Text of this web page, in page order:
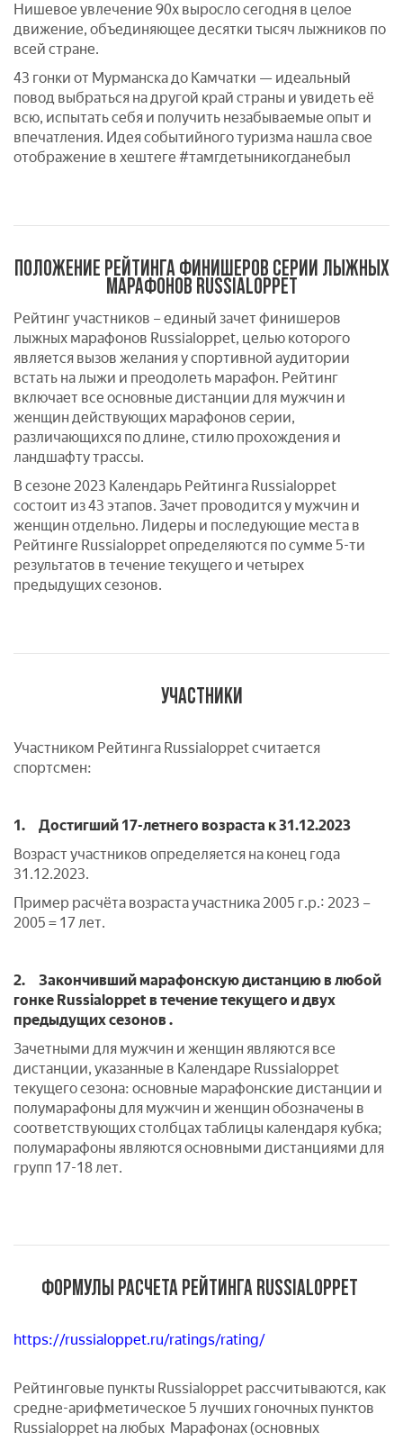
Нишевое увлечение 90х выросло сегодня в целое
движение, объединяющее десятки тысяч лыжников по
всей стране.
43 гонки от Мурманска до Камчатки — идеальный
повод выбраться на другой край страны и увидеть её
всю, испытать себя и получить незабываемые опыт и
впечатления. Идея событийного туризма нашла свое
отображение в хештеге #тамгдетыникогданебыл
ПОЛОЖЕНИЕ РЕЙТИНГА ФИНИШЕРОВ СЕРИИ ЛЫЖНЫХ
МАРАФОНОВ RUSSIALOPPET
Рейтинг участников – единый зачет финишеров
лыжных марафонов Russialoppet, целью которого
является вызов желания у спортивной аудитории
встать на лыжи и преодолеть марафон. Рейтинг
включает все основные дистанции для мужчин и
женщин действующих марафонов серии,
различающихся по длине, стилю прохождения и
ландшафту трассы.
В сезоне 2023 Календарь Рейтинга Russialoppet
состоит из 43 этапов. Зачет проводится у мужчин и
женщин отдельно. Лидеры и последующие места в
Рейтинге Russialoppet определяются по сумме 5-ти
результатов в течение текущего и четырех
предыдущих сезонов.
УЧАСТНИКИ
Участником Рейтинга Russialoppet считается
спортсмен:
1.
Достигший 17-летнего возраста к 31.12.2023
Возраст участников определяется на конец года
31.12.2023.
Пример расчёта возраста участника 2005 г.р.: 2023 –
2005 = 17 лет.
2.
Закончивший марафонскую дистанцию в любой
гонке Russialoppet в течение текущего и двух
предыдущих сезонов .
Зачетными для мужчин и женщин являются все
дистанции, указанные в Календаре Russialoppet
текущего сезона: основные марафонские дистанции и
полумарафоны для мужчин и женщин обозначены в
соответствующих столбцах таблицы календаря кубка;
полумарафоны являются основными дистанциями для
групп 17-18 лет.
ФОРМУЛЫ РАСЧЕТА РЕЙТИНГА RUSSIALOPPET
https://russialoppet.ru/ratings/rating/
Рейтинговые пункты Russialoppet рассчитываются, как
средне-арифметическое 5 лучших гоночных пунктов
Russialoppet на любых Марафонах (основных